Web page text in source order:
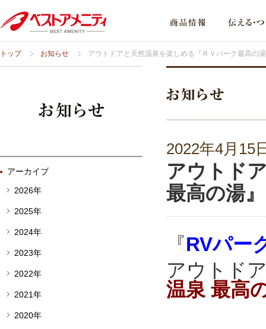
トップ お知らせ アウトドアと天然温泉を楽しめる『ＲＶパーク最高の
2022年4月15
アウトド
最高の湯
『RVパー
アウトド
温泉 最高
アーカイブ
2026年
2025年
2024年
2023年
2022年
2021年
2020年